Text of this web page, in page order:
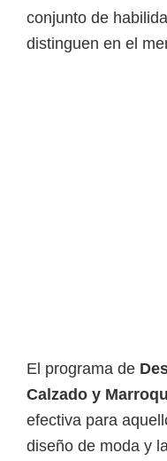
é
c
conjunto de
distinguen en el
El programa de
Calzado y
efectiva para
diseño de moda y